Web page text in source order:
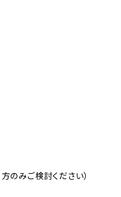
のみご検討ください）